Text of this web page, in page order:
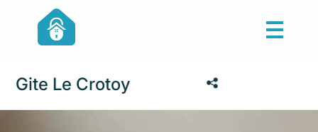
Gite Le Crotoy